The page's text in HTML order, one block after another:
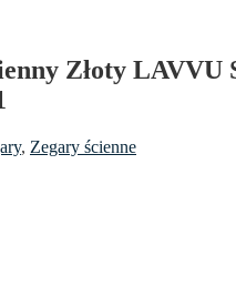
Złoty LAVVU
, Zegary ścienne